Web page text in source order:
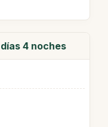
4 noches